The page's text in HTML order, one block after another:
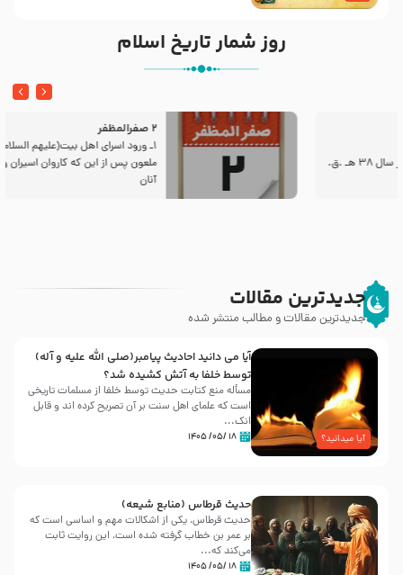
روز شمار تاریخ اسلام
2 صفرالمظفر
1ـ ورود اسراى اهل بیت‌(علیهم السلام) به مجلس یزید
ملعون پس از این كه كاروان اسیران وارد شام شدند،
جدیدترین مقالات
جدیدترین مقالات و مطالب منتشر شده
آیا میدانید؟
آیا می دانید احادیث پیامبر(صلی الله علیه و آله)
توسط خلفا به آتش کشیده شد؟
مسأله منع کتابت حدیث توسط خلفا از مسلمات تاریخی
است که علمای اهل سنت بر آن تصریح کرده اند و قابل
انک...
۱۸ /۰۵/ ۱۴۰۵
حدیث قرطاس (منابع شیعه)
حدیث قرطاس، یکی از اشکالات مهم و اساسی است که
بر عمر بن خطاب گرفته شده است، این روایت ثابت
می‌کند که...
۱۸ /۰۵/ ۱۴۰۵